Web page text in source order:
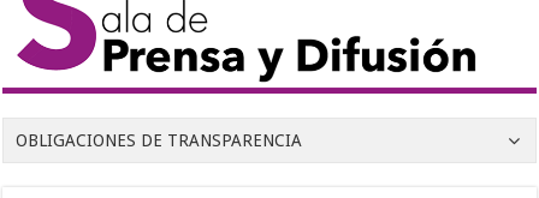
OBLIGACIONES DE TRANSPARENCIA